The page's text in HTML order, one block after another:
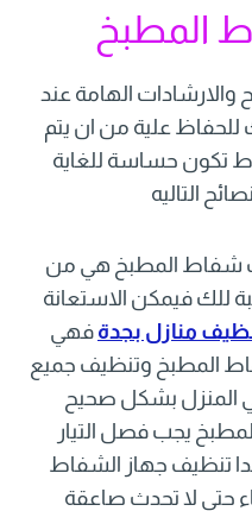
المطبخ
والارشادات الهامة عند
علية من ان يتم
تكون حساسة للغاية
التاليه
شفاط المطبخ هي من
للك فيمكن الاستعانة
منازل بجدة فهي
المطبخ وتنظيف جميع
المنزل بشكل صحيح
يجب فصل التيار
ابدا تنظيف جهاز الشفاط
حتى لا تحدث صاعقة